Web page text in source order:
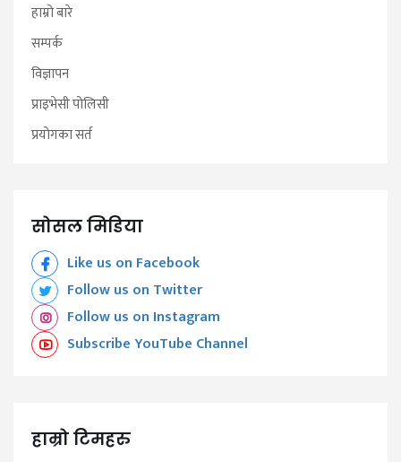
हाम्रो बारे
सम्पर्क
विज्ञापन
प्राइभेसी पोलिसी
प्रयोगका सर्त
सोसल मिडिया
Like us on Facebook
Follow us on Twitter
Follow us on Instagram
Subscribe YouTube Channel
हाम्रो टिमहरु